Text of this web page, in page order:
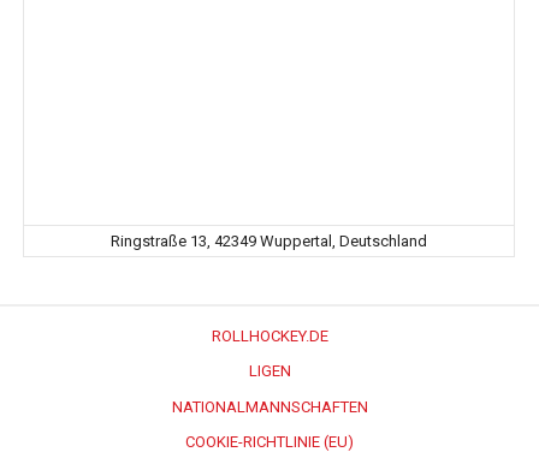
Ringstraße 13, 42349 Wuppertal, Deutschland
ROLLHOCKEY.DE
LIGEN
NATIONALMANNSCHAFTEN
COOKIE-RICHTLINIE (EU)